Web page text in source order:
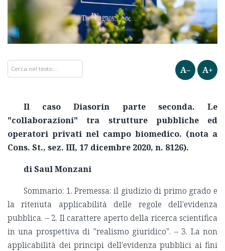
A– A+
Il caso Diasorin parte seconda. Le
"collaborazioni" tra strutture pubbliche ed
operatori privati nel campo biomedico. (nota a
Cons. St., sez. III, 17 dicembre 2020, n. 8126).
di Saul Monzani
Sommario: 1. Premessa: il giudizio di primo grado e
la ritenuta applicabilità delle regole dell'evidenza
pubblica. – 2. Il carattere aperto della ricerca scientifica
in una prospettiva di "realismo giuridico". – 3. La non
applicabilità dei principi dell'evidenza pubblici ai fini